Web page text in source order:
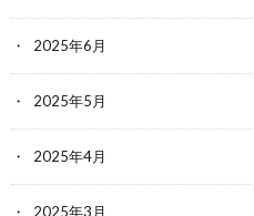
2025年6月
2025年5月
2025年4月
2025年3月